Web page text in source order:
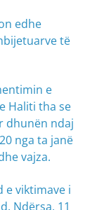
edhe
të
e
Haliti tha se
dhunën ndaj
nga ta janë
vajza.
e viktimave i
Ndërsa, 11